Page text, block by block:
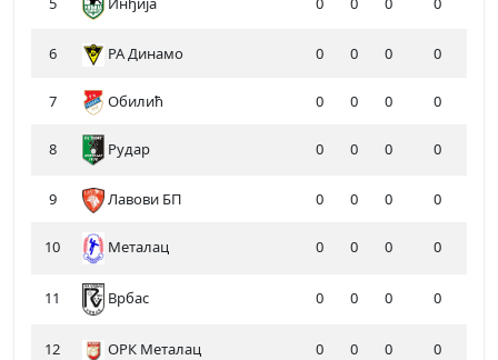
6 РА Динамо 0 0 0 0
7 Обилић 0 0 0 0
8 Рудар 0 0 0 0
9 Лавови БП 0 0 0 0
10 Металац 0 0 0 0
11 Врбас 0 0 0 0
12 ОРК Металац 0 0 0 0